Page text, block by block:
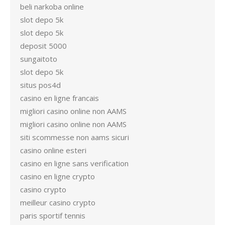
beli narkoba online
slot depo 5k
slot depo 5k
deposit 5000
sungaitoto
slot depo 5k
situs pos4d
casino en ligne francais
migliori casino online non AAMS
migliori casino online non AAMS
siti scommesse non aams sicuri
casino online esteri
casino en ligne sans verification
casino en ligne crypto
casino crypto
meilleur casino crypto
paris sportif tennis